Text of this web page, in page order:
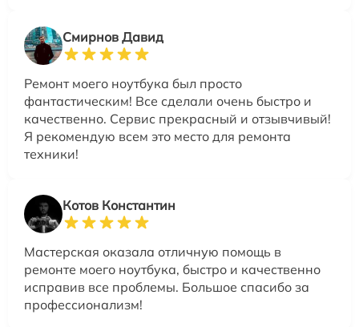
Смирнов Давид
Ремонт моего ноутбука был просто
фантастическим! Все сделали очень быстро и
качественно. Сервис прекрасный и отзывчивый!
Я рекомендую всем это место для ремонта
техники!
Котов Константин
Мастерская оказала отличную помощь в
ремонте моего ноутбука, быстро и качественно
исправив все проблемы. Большое спасибо за
профессионализм!